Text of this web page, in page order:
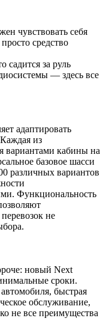
чувствовать себя
средство
садится за руль
— здесь все
адаптировать
из
вариантами кабины на
базовое шасси
различных вариантов
Функциональность
не
новый Next
сроки.
быстрая
обслуживание,
не все преимущества